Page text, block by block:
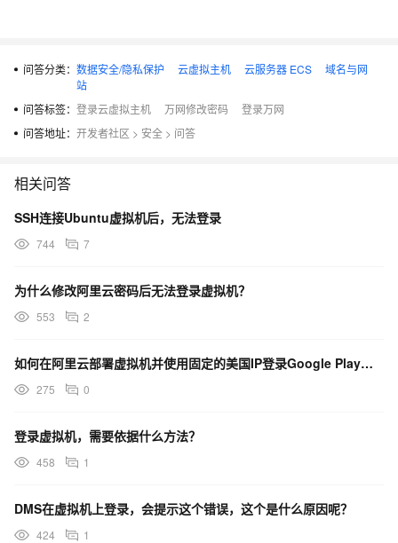
问答分类： 数据安全/隐私保护 云虚拟主机 云服务器 ECS
域名与网
站
问答标签： 登录云虚拟主机 万网修改密码
登录万网
问答地址： 开发者社区 > 安全 > 问答
相关问答
SSH连接Ubuntu虚拟机后，无法登录
744 7
为什么修改阿里云密码后无法登录虚拟机？
553 2
如何在阿里云部署虚拟机并使用固定的美国IP登录Google Play平台？
275 0
登录虚拟机，需要依据什么方法？
458 1
DMS在虚拟机上登录，会提示这个错误，这个是什么原因呢？
424 1